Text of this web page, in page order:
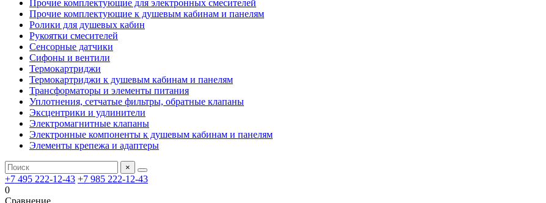
Прочие комплектующие для электронных смесителей
Прочие комплектующие к душевым кабинам и панелям
Ролики для душевых кабин
Рукоятки смесителей
Сенсорные датчики
Сифоны и вентили
Термокартриджи
Термокартриджи к душевым кабинам и панелям
Трансформаторы и элементы питания
Уплотнения, сетчатые фильтры, обратные клапаны
Эксцентрики и удлинители
Электромагнитные клапаны
Электронные компоненты к душевым кабинам и панелям
Элементы крепежа и адаптеры
×
+7 495 222-12-43 +7 985 222-12-43
0
Сравнение